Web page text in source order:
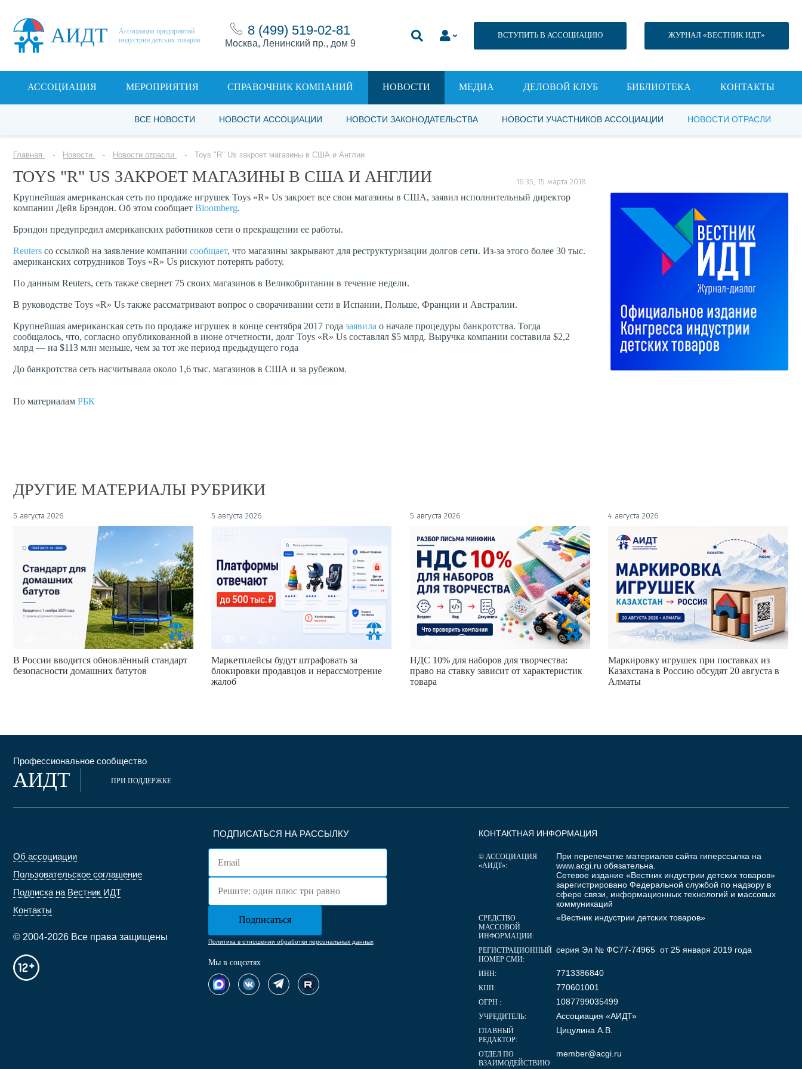
АИДТ
Ассоциация предприятий
индустрии детских товаров
8 (499) 519-02-81
Москва, Ленинский пр., дом 9
ВСТУПИТЬ В АССОЦИАЦИЮ ЖУРНАЛ «ВЕСТНИК ИДТ»
АССОЦИАЦИЯ МЕРОПРИЯТИЯ СПРАВОЧНИК КОМПАНИЙ НОВОСТИ МЕДИА ДЕЛОВОЙ КЛУБ БИБЛИОТЕКА КОНТАКТЫ
ВСЕ НОВОСТИ НОВОСТИ АССОЦИАЦИИ НОВОСТИ ЗАКОНОДАТЕЛЬСТВА НОВОСТИ УЧАСТНИКОВ АССОЦИАЦИИ НОВОСТИ ОТРАСЛИ
Главная Новости Новости отрасли Toys "R" Us закроет магазины в США и Англии
TOYS "R" US ЗАКРОЕТ МАГАЗИНЫ В США И АНГЛИИ 16:35, 15 марта 2018
Крупнейшая американская сеть по продаже игрушек Toys «R» Us закроет все свои магазины в США, заявил исполнительный директор
компании Дейв Брэндон. Об этом сообщает Bloomberg.
Брэндон предупредил американских работников сети о прекращении ее работы.
Reuters со ссылкой на заявление компании сообщает, что магазины закрывают для реструктуризации долгов сети. Из-за этого более 30 тыс.
американских сотрудников Toys «R» Us рискуют потерять работу.
По данным Reuters, сеть также свернет 75 своих магазинов в Великобритании в течение недели.
В руководстве Toys «R» Us также рассматривают вопрос о сворачивании сети в Испании, Польше, Франции и Австралии.
Крупнейшая американская сеть по продаже игрушек в конце сентября 2017 года заявила о начале процедуры банкротства. Тогда
сообщалось, что, согласно опубликованной в июне отчетности, долг Toys «R» Us составлял $5 млрд. Выручка компании составила $2,2
млрд — на $113 млн меньше, чем за тот же период предыдущего года
До банкротства сеть насчитывала около 1,6 тыс. магазинов в США и за рубежом.
По материалам РБК
ДРУГИЕ МАТЕРИАЛЫ РУБРИКИ
5 августа 2026
В России вводится обновлённый стандарт
безопасности домашних батутов
5 августа 2026
95
Маркетплейсы будут штрафовать за
блокировки продавцов и нерассмотрение
жалоб
5 августа 2026
НДС 10% для наборов для творчества:
право на ставку зависит от характеристик
товара
4 августа 2026
78 0
Маркировку игрушек при поставках из
Казахстана в Россию обсудят 20 августа в
Алматы
Профессиональное сообщество
АИДТ ПРИ ПОДДЕРЖКЕ
Об ассоциации
Пользовательское соглашение
Подписка на Вестник ИДТ
Контакты
© 2004-2026 Все права защищены
ПОДПИСАТЬСЯ НА РАССЫЛКУ
Политика в отношении обработки персональных данных
Мы в соцсетях
КОНТАКТНАЯ ИНФОРМАЦИЯ
© АССОЦИАЦИЯ
«АИДТ»:
При перепечатке материалов сайта гиперссылка на
www.acgi.ru обязательна.
Сетевое издание «Вестник индустрии детских товаров»
зарегистрировано Федеральной службой по надзору в
сфере связи, информационных технологий и массовых
коммуникаций
СРЕДСТВО
МАССОВОЙ
ИНФОРМАЦИИ:
«Вестник индустрии детских товаров»
РЕГИСТРАЦИОННЫЙ
НОМЕР СМИ:
серия Эл № ФС77-74965 от 25 января 2019 года
ИНН: 7713386840
КПП: 770601001
ОГРН : 1087799035499
УЧРЕДИТЕЛЬ: Ассоциация «АИДТ»
ГЛАВНЫЙ
РЕДАКТОР:
Цицулина А.В.
ОТДЕЛ ПО
ВЗАИМОДЕЙСТВИЮ
member@acgi.ru